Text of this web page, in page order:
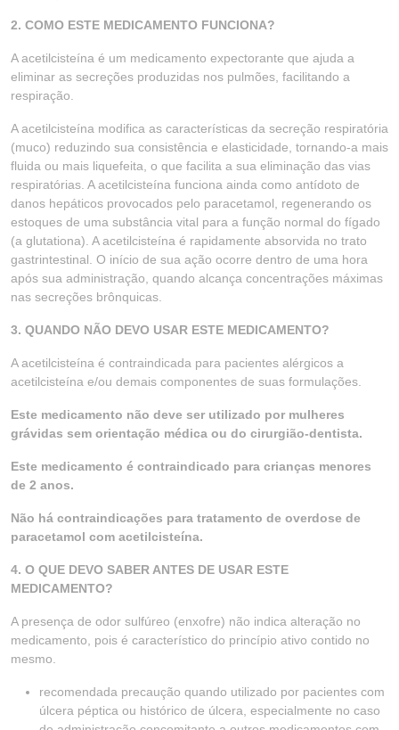
2. COMO ESTE MEDICAMENTO FUNCIONA?
A acetilcisteína é um medicamento expectorante que ajuda a
eliminar as secreções produzidas nos pulmões, facilitando a
respiração.
A acetilcisteína modifica as características da secreção respiratória
(muco) reduzindo sua consistência e elasticidade, tornando-a mais
fluida ou mais liquefeita, o que facilita a sua eliminação das vias
respiratórias. A acetilcisteína funciona ainda como antídoto de
danos hepáticos provocados pelo paracetamol, regenerando os
estoques de uma substância vital para a função normal do fígado
(a glutationa). A acetilcisteína é rapidamente absorvida no trato
gastrintestinal. O início de sua ação ocorre dentro de uma hora
após sua administração, quando alcança concentrações máximas
nas secreções brônquicas.
3. QUANDO NÃO DEVO USAR ESTE MEDICAMENTO?
A acetilcisteína é contraindicada para pacientes alérgicos a
acetilcisteína e/ou demais componentes de suas formulações.
Este medicamento não deve ser utilizado por mulheres
grávidas sem orientação médica ou do cirurgião-dentista.
Este medicamento é contraindicado para crianças menores
de 2 anos.
Não há contraindicações para tratamento de overdose de
paracetamol com acetilcisteína.
4. O QUE DEVO SABER ANTES DE USAR ESTE
MEDICAMENTO?
A presença de odor sulfúreo (enxofre) não indica alteração no
medicamento, pois é característico do princípio ativo contido no
mesmo.
recomendada precaução quando utilizado por pacientes com
úlcera péptica ou histórico de úlcera, especialmente no caso